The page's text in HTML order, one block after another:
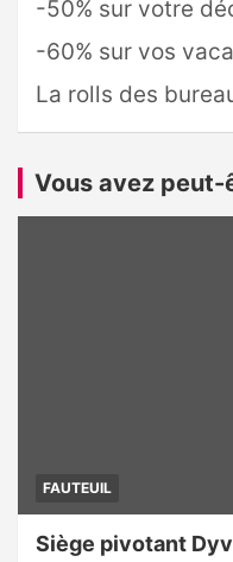
-50% sur votre
-60% sur vos
La rolls des
Vous avez peut-
FAUTEUIL
Siège pivotant